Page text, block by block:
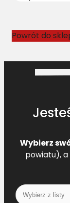
0
1
Powrót do
Wybierz
powiatu),